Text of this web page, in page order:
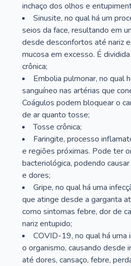
inchaço dos olhos e
Sinusite, no qual há um
seios da face, resultando em
desde desconfortos até nariz
mucosa em excesso. É
crônica;
Embolia pulmonar, no qual
sanguíneo nas artérias que
Coágulos podem bloquear o
de ar quanto tosse;
Tosse crônica;
Faringite, processo
e regiões próximas. Pode ter
bacteriológica, podendo
e dores;
Gripe, no qual há uma
que atinge desde a garganta
como sintomas febre, dor de
nariz entupido;
COVID-19, no qual há
o organismo, causando desde
até dores, cansaço, febre,